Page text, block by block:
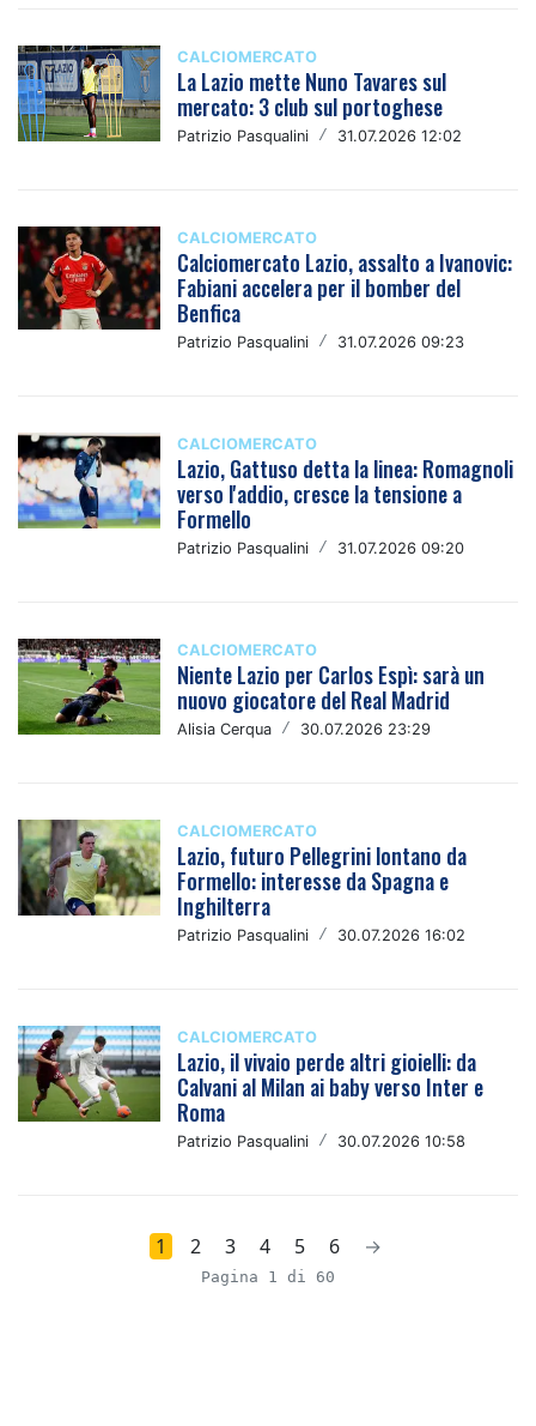
CALCIOMERCATO
La Lazio mette Nuno Tavares sul
mercato: 3 club sul portoghese
Patrizio Pasqualini / 31.07.2026 12:02
CALCIOMERCATO
Calciomercato Lazio, assalto a Ivanovic:
Fabiani accelera per il bomber del
Benfica
Patrizio Pasqualini / 31.07.2026 09:23
CALCIOMERCATO
Lazio, Gattuso detta la linea: Romagnoli
verso l'addio, cresce la tensione a
Formello
Patrizio Pasqualini / 31.07.2026 09:20
CALCIOMERCATO
Niente Lazio per Carlos Espì: sarà un
nuovo giocatore del Real Madrid
Alisia Cerqua / 30.07.2026 23:29
CALCIOMERCATO
Lazio, futuro Pellegrini lontano da
Formello: interesse da Spagna e
Inghilterra
Patrizio Pasqualini / 30.07.2026 16:02
CALCIOMERCATO
Lazio, il vivaio perde altri gioielli: da
Calvani al Milan ai baby verso Inter e
Roma
Patrizio Pasqualini / 30.07.2026 10:58
1 2 3 4 5 6 →
Pagina 1 di 60